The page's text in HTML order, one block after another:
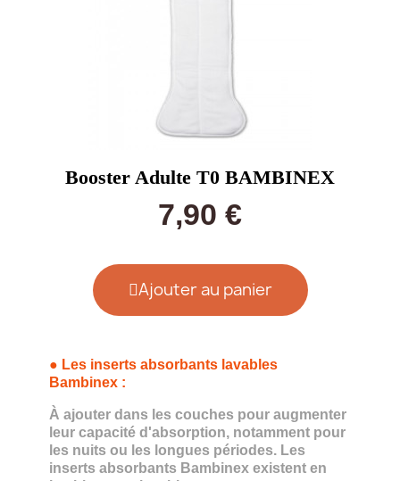
Booster Adulte T0 BAMBINEX
7,90 €
Ajouter au panier
● Les inserts absorbants lavables
Bambinex :
À ajouter dans les couches pour augmenter
leur capacité d'absorption, notamment pour
les nuits ou les longues périodes. Les
inserts absorbants Bambinex existent en